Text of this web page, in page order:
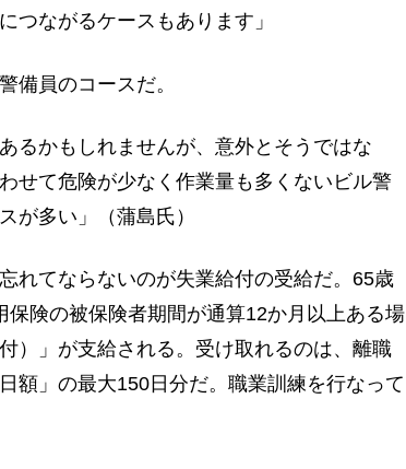
つながるケースもあります」
備員のコースだ。
るかもしれませんが、意外とそうではな
せて危険が少なく作業量も多くないビル警
が多い」（蒲島氏）
れてならないのが失業給付の受給だ。65歳
険の被保険者期間が通算12か月以上ある場
）」が支給される。受け取れるのは、離職
額」の最大150日分だ。職業訓練を行なって